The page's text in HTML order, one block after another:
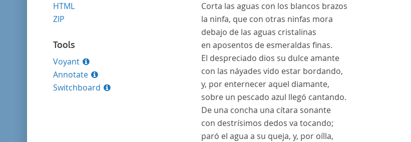
HTML
ZIP
Tools
Voyant
Annotate
Switchboard
Corta las aguas con los blancos brazos
la ninfa, que con otras ninfas mora
debajo de las aguas cristalinas
en aposentos de esmeraldas finas.
El despreciado dios su dulce amante
con las náyades vido estar bordando,
y, por enternecer aquel diamante,
sobre un pescado azul llegó cantando.
De una concha una cítara sonante
con destrísimos dedos va tocando;
paró el agua a su queja, y, por oílla,